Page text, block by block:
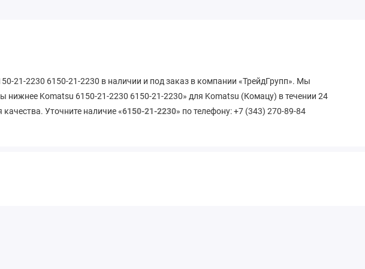
21-2230 6150-21-2230 в наличии и под заказ в компании «ТрейдГрупп». Мы
нижнее Komatsu 6150-21-2230 6150-21-2230» для Komatsu (Комацу) в течении 24
Уточните наличие «6150-21-2230» по телефону: +7 (343) 270-89-84